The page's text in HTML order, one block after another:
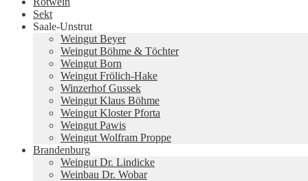
Sekt
Saale-Unstrut
Weingut Beyer
Weingut Böhme & Töchter
Weingut Born
Weingut Frölich-Hake
Winzerhof Gussek
Weingut Klaus Böhme
Weingut Kloster Pforta
Weingut Pawis
Weingut Wolfram Proppe
Brandenburg
Weingut Dr. Lindicke
Weinbau Dr. Wobar